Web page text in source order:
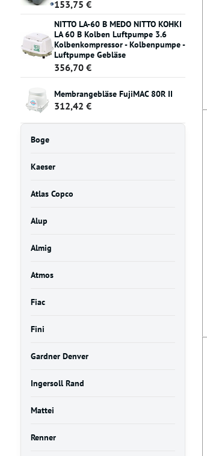
153,75 €
NITTO LA-60 B MEDO NITTO KOHKI
LA 60 B Kolben Luftpumpe 3.6
Kolbenkompressor - Kolbenpumpe -
Luftpumpe Gebläse
356,70 €
Membrangebläse FujiMAC 80R II
312,42 €
Boge
Kaeser
Atlas Copco
Alup
Almig
Atmos
Fiac
Fini
Gardner Denver
Ingersoll Rand
Mattei
Renner